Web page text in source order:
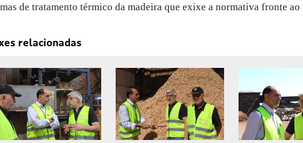
de tratamento térmico da madeira que exixe a normativa fronte
relacionadas